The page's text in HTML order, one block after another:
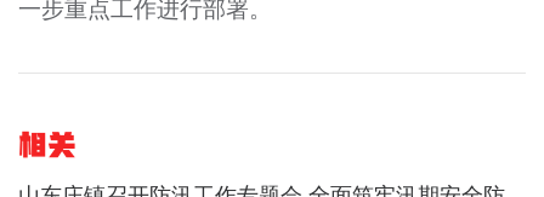
一步重点工作进行部署。
相关